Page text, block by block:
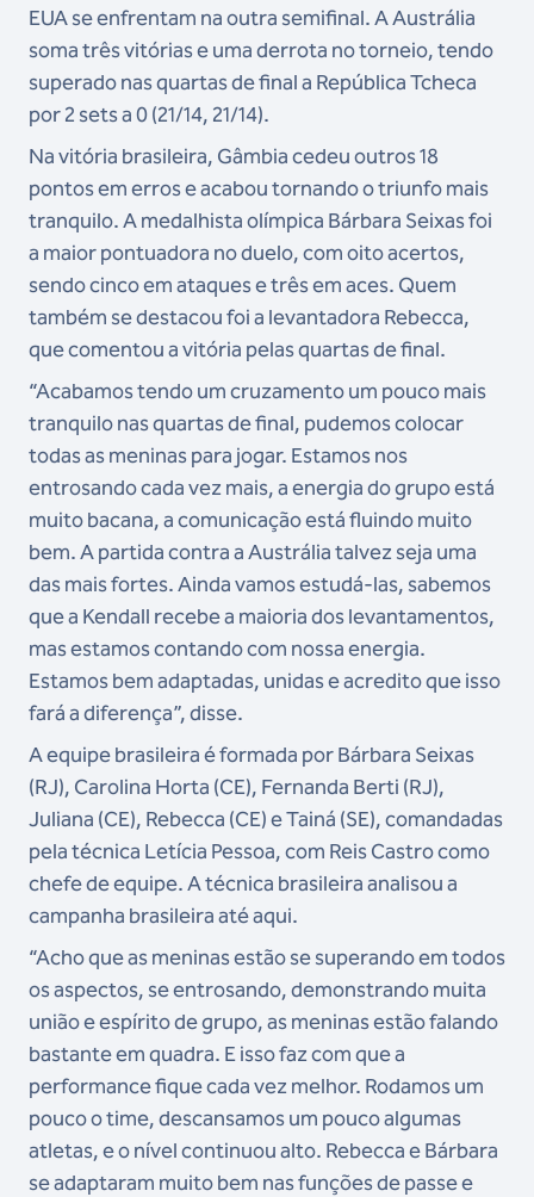
EUA se enfrentam na outra semifinal. A Austrália
soma três vitórias e uma derrota no torneio, tendo
superado nas quartas de final a República Tcheca
por 2 sets a 0 (21/14, 21/14).
Na vitória brasileira, Gâmbia cedeu outros 18
pontos em erros e acabou tornando o triunfo mais
tranquilo. A medalhista olímpica Bárbara Seixas foi
a maior pontuadora no duelo, com oito acertos,
sendo cinco em ataques e três em aces. Quem
também se destacou foi a levantadora Rebecca,
que comentou a vitória pelas quartas de final.
“Acabamos tendo um cruzamento um pouco mais
tranquilo nas quartas de final, pudemos colocar
todas as meninas para jogar. Estamos nos
entrosando cada vez mais, a energia do grupo está
muito bacana, a comunicação está fluindo muito
bem. A partida contra a Austrália talvez seja uma
das mais fortes. Ainda vamos estudá-las, sabemos
que a Kendall recebe a maioria dos levantamentos,
mas estamos contando com nossa energia.
Estamos bem adaptadas, unidas e acredito que isso
fará a diferença”, disse.
A equipe brasileira é formada por Bárbara Seixas
(RJ), Carolina Horta (CE), Fernanda Berti (RJ),
Juliana (CE), Rebecca (CE) e Tainá (SE), comandadas
pela técnica Letícia Pessoa, com Reis Castro como
chefe de equipe. A técnica brasileira analisou a
campanha brasileira até aqui.
“Acho que as meninas estão se superando em todos
os aspectos, se entrosando, demonstrando muita
união e espírito de grupo, as meninas estão falando
bastante em quadra. E isso faz com que a
performance fique cada vez melhor. Rodamos um
pouco o time, descansamos um pouco algumas
atletas, e o nível continuou alto. Rebecca e Bárbara
se adaptaram muito bem nas funções de passe e